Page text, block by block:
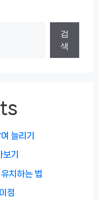
검
색
늘리기
기
치하는 법
점